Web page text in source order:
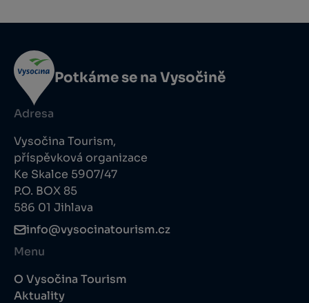
Potkáme se na Vysočině
Adresa
Vysočina Tourism,
příspěvková organizace
Ke Skalce 5907/47
P.O. BOX 85
586 01 Jihlava
info@vysocinatourism.cz
Menu
O Vysočina Tourism
Aktuality